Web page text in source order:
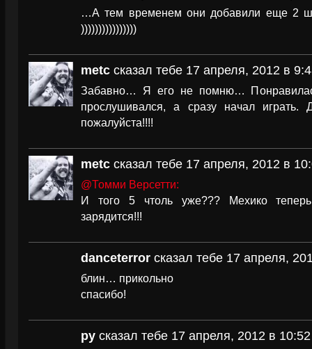
…А тем временем они добавили еще 2
))))))))))))))))
metc сказал тебе 17 апреля, 2012 в
Забавно… Я его не помню…
прослушивался, а сразу начал играть.
пожалуйста!!!!
metc сказал тебе 17 апреля, 2012 в
@Томми Версетти:
И того 5 чтоль уже??? Мехико
зарядится!!!
danceterror сказал тебе 17 апреля,
блин… прикольно
спасибо!
ру сказал тебе 17 апреля, 2012 в